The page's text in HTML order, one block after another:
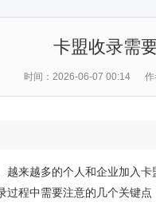
卡盟收录需
时间：2026-06-07 00:14 作
越来越多的个人和企业加入
程中需要注意的几个关键点